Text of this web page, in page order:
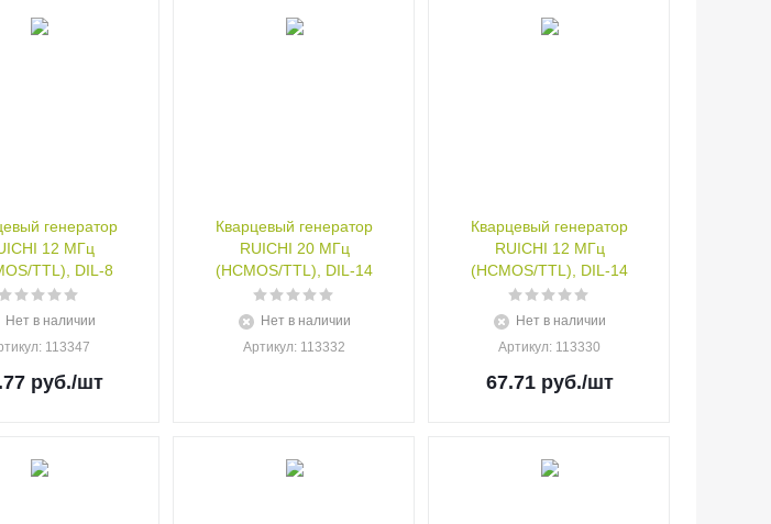
генератор
12 МГц
TTL), DIL-8
Нет в наличии
: 113347
руб./шт
Кварцевый генератор
RUICHI 20 МГц
(HCMOS/TTL), DIL-14
Нет в наличии
Артикул: 113332
Кварцевый генератор
RUICHI 12 МГц
(HCMOS/TTL), DIL-14
Нет в наличии
Артикул: 113330
67.71руб./шт